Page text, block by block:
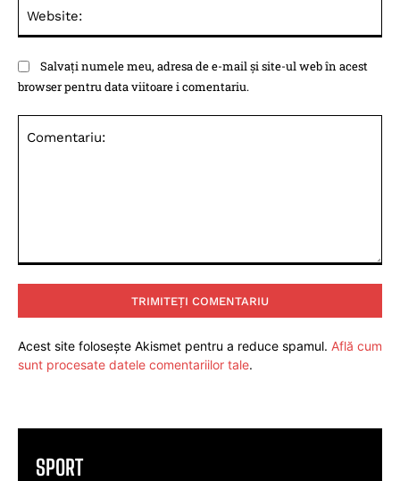
Salvați numele meu, adresa de e-mail și site-ul web în acest
browser pentru data viitoare i comentariu.
Acest site folosește Akismet pentru a reduce spamul. Află cum
sunt procesate datele comentariilor tale.
SPORT